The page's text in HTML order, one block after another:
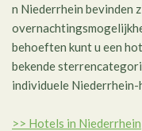
n Niederrhein bevinden
behoeften kunt u een
bekende
individuele Niederrhein-
>> Hotels in Niederrhein